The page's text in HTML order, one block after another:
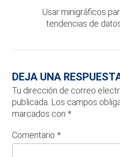
Usar minigráficos
tendencias de
DEJA UNA
Tu dirección de correo
publicada. Los campos
marcados con *
Comentario *